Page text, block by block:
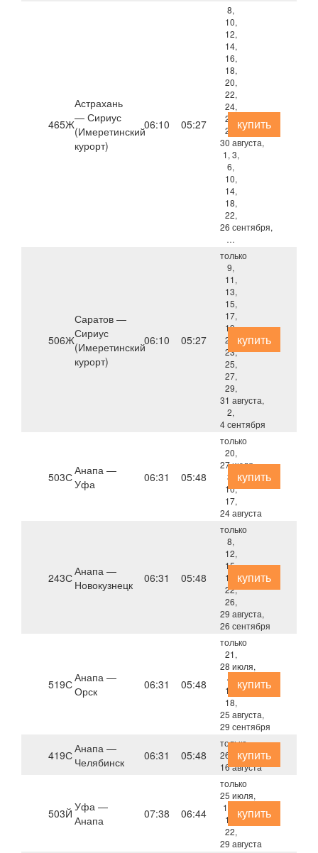
465Ж
Астрахань
— Сириус
(Имеретинский
курорт)
06:10 05:27
8,
10,
12,
14,
16,
18,
20,
22,
24,
26,
28,
30 августа,
1, 3,
6,
10,
14,
18,
22,
26 сентября,
…
купить
506Ж
Саратов —
Сириус
(Имеретинский
курорт)
06:10 05:27
только
9,
11,
13,
15,
17,
19,
21,
23,
25,
27,
29,
31 августа,
2,
4 сентября
купить
503САнапа —
Уфа
06:31 05:48
только
20,
27 июля,
3,
10,
17,
24 августа
купить
243САнапа —
Новокузнецк
06:31 05:48
только
8,
12,
15,
19,
22,
26,
29 августа,
26 сентября
купить
519САнапа —
Орск
06:31 05:48
только
21,
28 июля,
4,
11,
18,
25 августа,
29 сентября
купить
419САнапа —
Челябинск
06:31 05:48
только
26 июля,
16 августа
купить
503Й Уфа —
Анапа
07:38 06:44
только
25 июля,
1, 8,
15,
22,
29 августа
купить